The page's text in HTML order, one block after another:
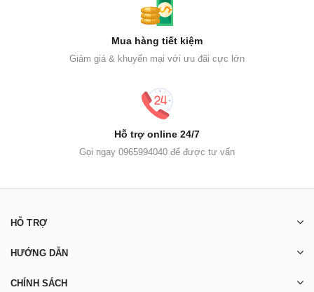
Mua hàng tiết kiệm
Giảm giá & khuyến mại với ưu đãi cực lớn
Hỗ trợ online 24/7
Gọi ngay 0965994040 để được tư vấn
HỖ TRỢ
HƯỚNG DẪN
CHÍNH SÁCH